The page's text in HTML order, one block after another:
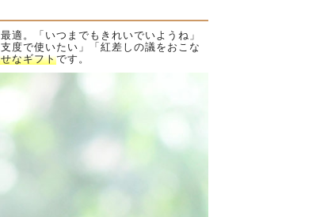
適。「いつまでもきれいでいようね」
度で使いたい」「紅差しの議をおこな
なギフトです。